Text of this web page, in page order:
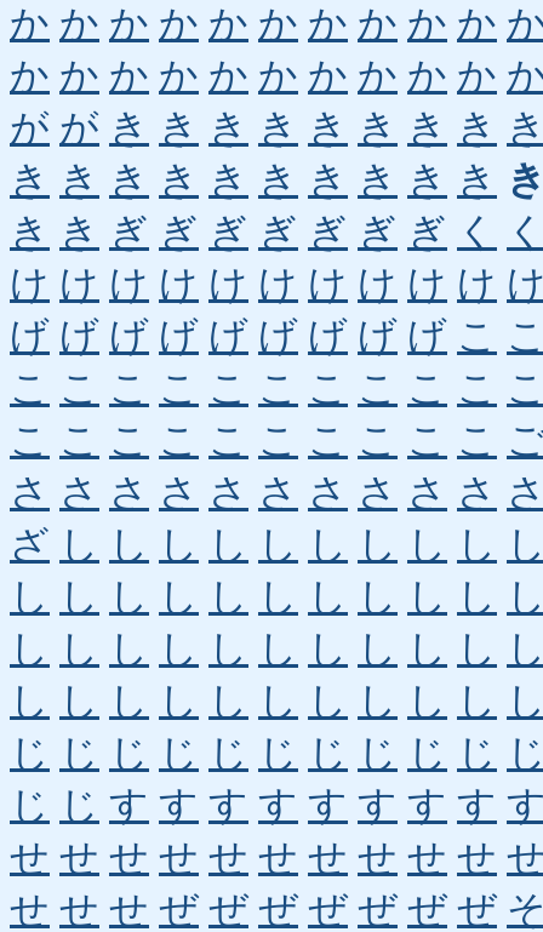
か か か か か か か か か か
か か か か か か か か か か
が が き き き き き き き き
き き き き き き き き き き
き き ぎ ぎ ぎ ぎ ぎ ぎ ぎ く
け け け け け け け け け け
げ げ げ げ げ げ げ げ げ こ
こ こ こ こ こ こ こ こ こ こ
こ こ こ こ こ こ こ こ こ こ
さ さ さ さ さ さ さ さ さ さ
ざ し し し し し し し し し
し し し し し し し し し し
し し し し し し し し し し
し し し し し し し し し し
じ じ じ じ じ じ じ じ じ じ
じ じ す す す す す す す す
せ せ せ せ せ せ せ せ せ せ
せ せ せ ぜ ぜ ぜ ぜ ぜ ぜ ぜ